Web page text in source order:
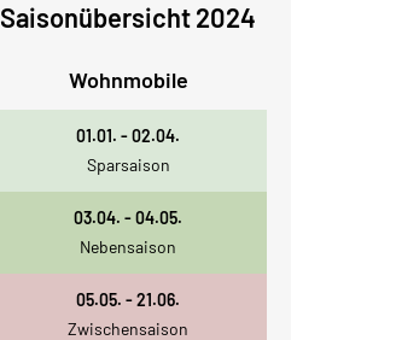
Saisonübersicht 2024
Wohnmobile
01.01. - 02.04.
Sparsaison
03.04. - 04.05.
Nebensaison
05.05. - 21.06.
Zwischensaison